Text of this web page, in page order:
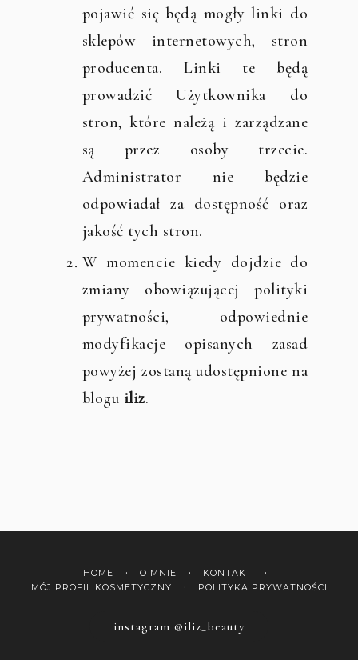
pojawić się będą mogły linki do
sklepów internetowych, stron
producenta. Linki te będą
prowadzić Użytkownika do
stron, które należą i zarządzane
są przez osoby trzecie.
Administrator nie będzie
odpowiadał za dostępność oraz
jakość tych stron.
W momencie kiedy dojdzie do
zmiany obowiązującej polityki
prywatności, odpowiednie
modyfikacje opisanych zasad
powyżej zostaną udostępnione na
blogu iliz.
HOME O MNIE
KONTAKT
MÓJ PROFIL KOSMETYCZNY
POLITYKA PRYWATNOŚCI
instagram @iliz_beauty